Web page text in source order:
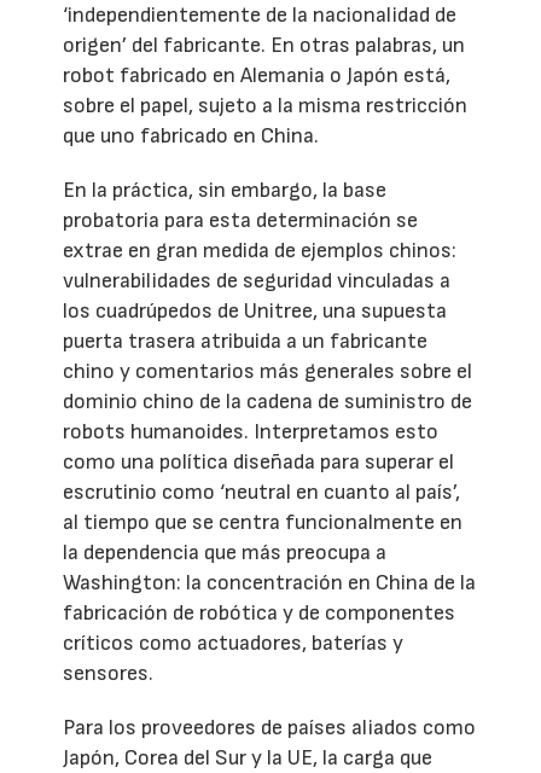
‘independientemente de la nacionalidad de
origen’ del fabricante. En otras palabras, un
robot fabricado en Alemania o Japón está,
sobre el papel, sujeto a la misma restricción
que uno fabricado en China.
En la práctica, sin embargo, la base
probatoria para esta determinación se
extrae en gran medida de ejemplos chinos:
vulnerabilidades de seguridad vinculadas a
los cuadrúpedos de Unitree, una supuesta
puerta trasera atribuida a un fabricante
chino y comentarios más generales sobre el
dominio chino de la cadena de suministro de
robots humanoides. Interpretamos esto
como una política diseñada para superar el
escrutinio como ‘neutral en cuanto al país’,
al tiempo que se centra funcionalmente en
la dependencia que más preocupa a
Washington: la concentración en China de la
fabricación de robótica y de componentes
críticos como actuadores, baterías y
sensores.
Para los proveedores de países aliados como
Japón, Corea del Sur y la UE, la carga que